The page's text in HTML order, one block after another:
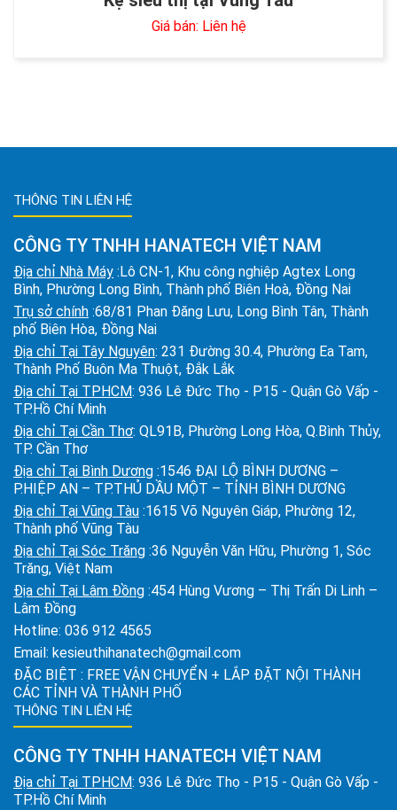
Giá bán: Liên hệ
THÔNG TIN LIÊN HỆ
CÔNG TY TNHH HANATECH VIỆT NAM
Địa chỉ Nhà Máy :Lô CN-1, Khu công nghiệp Agtex Long
Bình, Phường Long Bình, Thành phố Biên Hoà, Đồng Nai
Trụ sở chính :68/81 Phan Đăng Lưu, Long Bình Tân, Thành
phố Biên Hòa, Đồng Nai
Địa chỉ Tại Tây Nguyên: 231 Đường 30.4, Phường Ea Tam,
Thành Phố Buôn Ma Thuột, Đắk Lắk
Địa chỉ Tại TPHCM: 936 Lê Đức Thọ - P15 - Quận Gò Vấp -
TP.Hồ Chí Minh
Địa chỉ Tại Cần Thơ: QL91B, Phường Long Hòa, Q.Bình Thủy,
TP. Cần Thơ
Địa chỉ Tại Bình Dương :1546 ĐẠI LỘ BÌNH DƯƠNG –
P.HIỆP AN – TP.THỦ DẦU MỘT – TỈNH BÌNH DƯƠNG
Địa chỉ Tại Vũng Tàu :1615 Võ Nguyên Giáp, Phường 12,
Thành phố Vũng Tàu
Địa chỉ Tại Sóc Trăng :36 Nguyễn Văn Hữu, Phường 1, Sóc
Trăng, Việt Nam
Địa chỉ Tại Lâm Đồng :454 Hùng Vương – Thị Trấn Di Linh –
Lâm Đồng
Hotline: 036 912 4565
Email: kesieuthihanatech@gmail.com
ĐẶC BIỆT : FREE VẬN CHUYỂN + LẮP ĐẶT NỘI THÀNH
CÁC TỈNH VÀ THÀNH PHỐ
THÔNG TIN LIÊN HỆ
CÔNG TY TNHH HANATECH VIỆT NAM
Địa chỉ Tại TPHCM: 936 Lê Đức Thọ - P15 - Quận Gò Vấp -
TP.Hồ Chí Minh